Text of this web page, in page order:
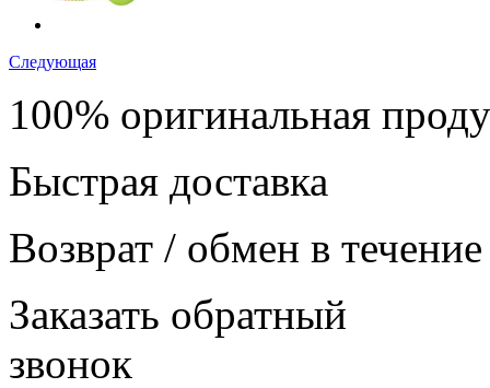
Следующая
100% оригинальная
Быстрая доставка
Возврат / обмен в
Заказать обратный
звонок